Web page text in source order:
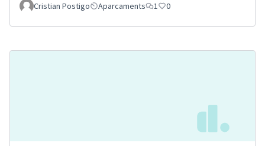
Cristian Postigo
Aparcaments 1 0